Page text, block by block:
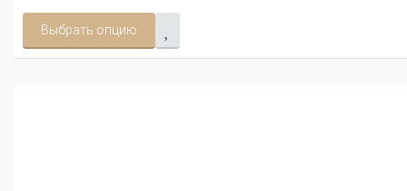
Выбрать опцию